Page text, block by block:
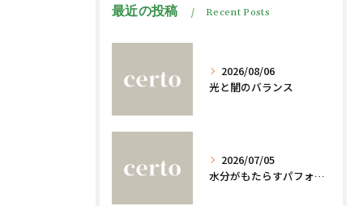
最近の投稿 Recent Posts
2026/08/06
光と闇のバランス
2026/07/05
水分がもたらすパフォーマンスへの影響